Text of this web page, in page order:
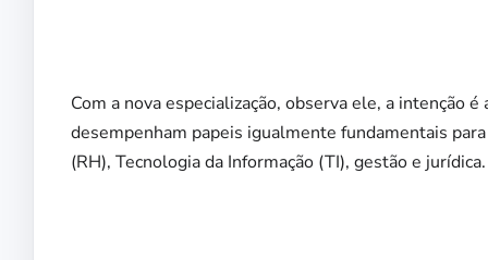
Com a nova especialização, observa ele, a intenção
desempenham papeis igualmente fundamentais
(RH), Tecnologia da Informação (TI), gestão e jurídica.